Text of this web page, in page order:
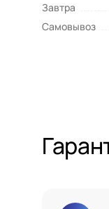
Завтра
Самовывоз